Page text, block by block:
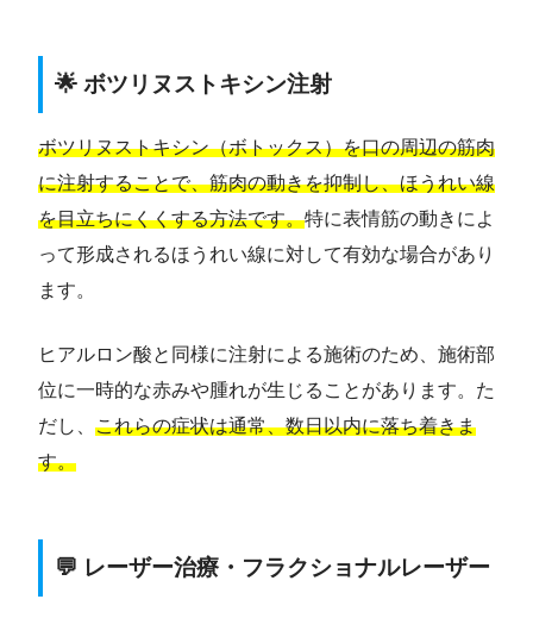
🌟 ボツリヌストキシン注射
ボツリヌストキシン（ボトックス）を口の周辺の筋肉
に注射することで、筋肉の動きを抑制し、ほうれい線
を目立ちにくくする方法です。特に表情筋の動きによ
って形成されるほうれい線に対して有効な場合があり
ます。
ヒアルロン酸と同様に注射による施術のため、施術部
位に一時的な赤みや腫れが生じることがあります。た
だし、 これらの症状は通常、数日以内に落ち着きま
す。
💬 レーザー治療・フラクショナルレーザー